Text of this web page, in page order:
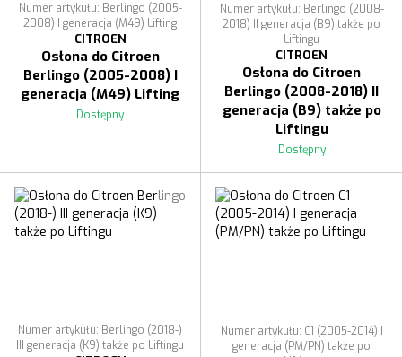
Numer artykułu: Berlingo (2005-
2008) I generacja (M49) Lifting
CITROEN
Osłona do Citroen
Berlingo (2005-2008) I
generacja (M49) Lifting
Dostępny
Numer artykułu: Berlingo (2008-
2018) II generacja (B9) także po
Liftingu
CITROEN
Osłona do Citroen
Berlingo (2008-2018) II
generacja (B9) także po
Liftingu
Dostępny
Numer artykułu: Berlingo (2018-)
III generacja (K9) także po Liftingu
Numer artykułu: C1 (2005-2014) I
generacja (PM/PN) także po